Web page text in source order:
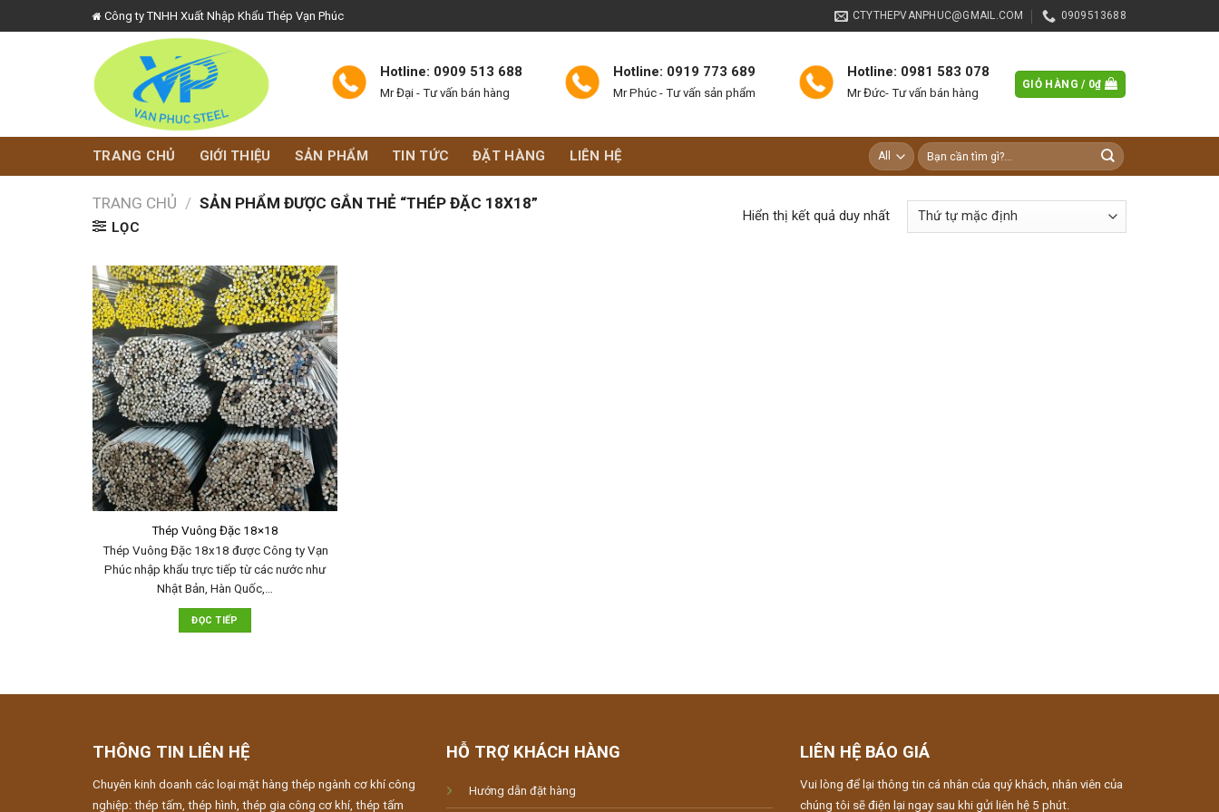
to
Công ty TNHH Xuất Nhập Khẩu Thép Vạn Phúc CTYTHEPVANPHUC@GMAIL.COM 0909513688
Hotline: 0909 513 688
Mr Đại - Tư vấn bán hàng
Hotline: 0919 773 689
Mr Phúc - Tư vấn sản phẩm
Hotline: 0981 583 078
Mr Đức- Tư vấn bán hàng
GIỎ HÀNG / 0₫
TRANG CHỦ GIỚI THIỆU SẢN PHẨM TIN TỨC ĐẶT HÀNG LIÊN HỆ
Tìm
kiếm:
TRANG CHỦ / SẢN PHẨM ĐƯỢC GẮN THẺ “THÉP ĐẶC 18X18”
LỌC
Hiển thị kết quả duy nhất
Thép Vuông Đặc 18×18
Thép Vuông Đặc 18x18 được Công ty Vạn
Phúc nhập khẩu trực tiếp từ các nước như
Nhật Bản, Hàn Quốc,…
ĐỌC TIẾP
THÔNG TIN LIÊN HỆ
Chuyên kinh doanh các loại mặt hàng thép ngành cơ khí công
nghiệp: thép tấm, thép hình, thép gia công cơ khí, thép tấm
HỖ TRỢ KHÁCH HÀNG
Hướng dẫn đặt hàng
LIÊN HỆ BÁO GIÁ
Vui lòng để lại thông tin cá nhân của quý khách, nhân viên của
chúng tôi sẽ điện lại ngay sau khi gửi liên hệ 5 phút.